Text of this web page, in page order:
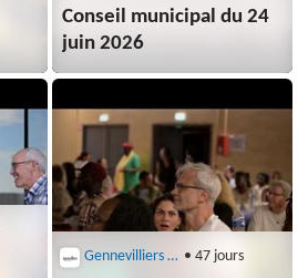
Conseil municipal du 24
juin 2026
Gennevilliers (92230) • 47 jours